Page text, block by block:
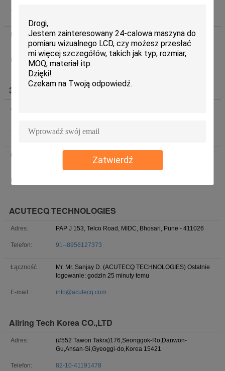
Zatwierdź
Telefon:
Łączność : Mr. Akara Suwanarat (AKIRA METRO CO., LTD.)Ostatnie
logowanie: godzin 25 minuty temu
E-mail : akara@akira-metro.com
3D Vina Measurement Equipment JSC
Adres:
Telefon: 84--978190642
Łączność :
Mr. Hung (3D Vina Measurement Equipment JSC)
Ostatnie logowanie: godzin 25 minuty temu
ACUTECQ TECHNOLOGIES
Adres: PAP J 153, Telco Road, MIDC, Bhosari, Pune - 411026
Telefon: 91--8956127373
Łączność : Mr. Mr. Sanjay D. (ACUTECQ TECHNOLOGIES) Ostatnie
logowanie: godzin 25 minuty temu
E-mail : info@acutecq.com
Allring Tech Korea CO.,LTD
Adres:
(#552 Tawon Takra)176,Seonggok-Ro,Danwon-
Gu,Ansan-Si,Gyeoggi-do,Korea 15421
Telefon: 82-10-41191478